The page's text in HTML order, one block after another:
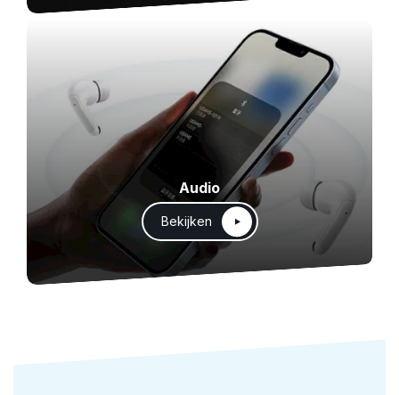
Audio
Bekijken